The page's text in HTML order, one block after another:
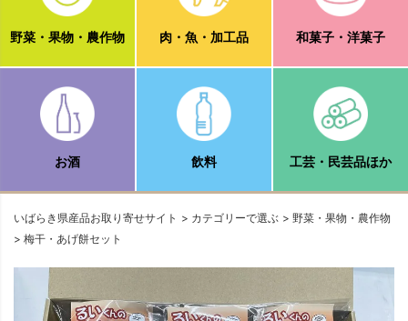
野菜・果物・農作物 肉・魚・加工品 和菓子・洋菓子
お酒 飲料 工芸・民芸品ほか
いばらき県産品お取り寄せサイト カテゴリーで選ぶ
野菜・果物・農作物
梅干・あげ餅セット